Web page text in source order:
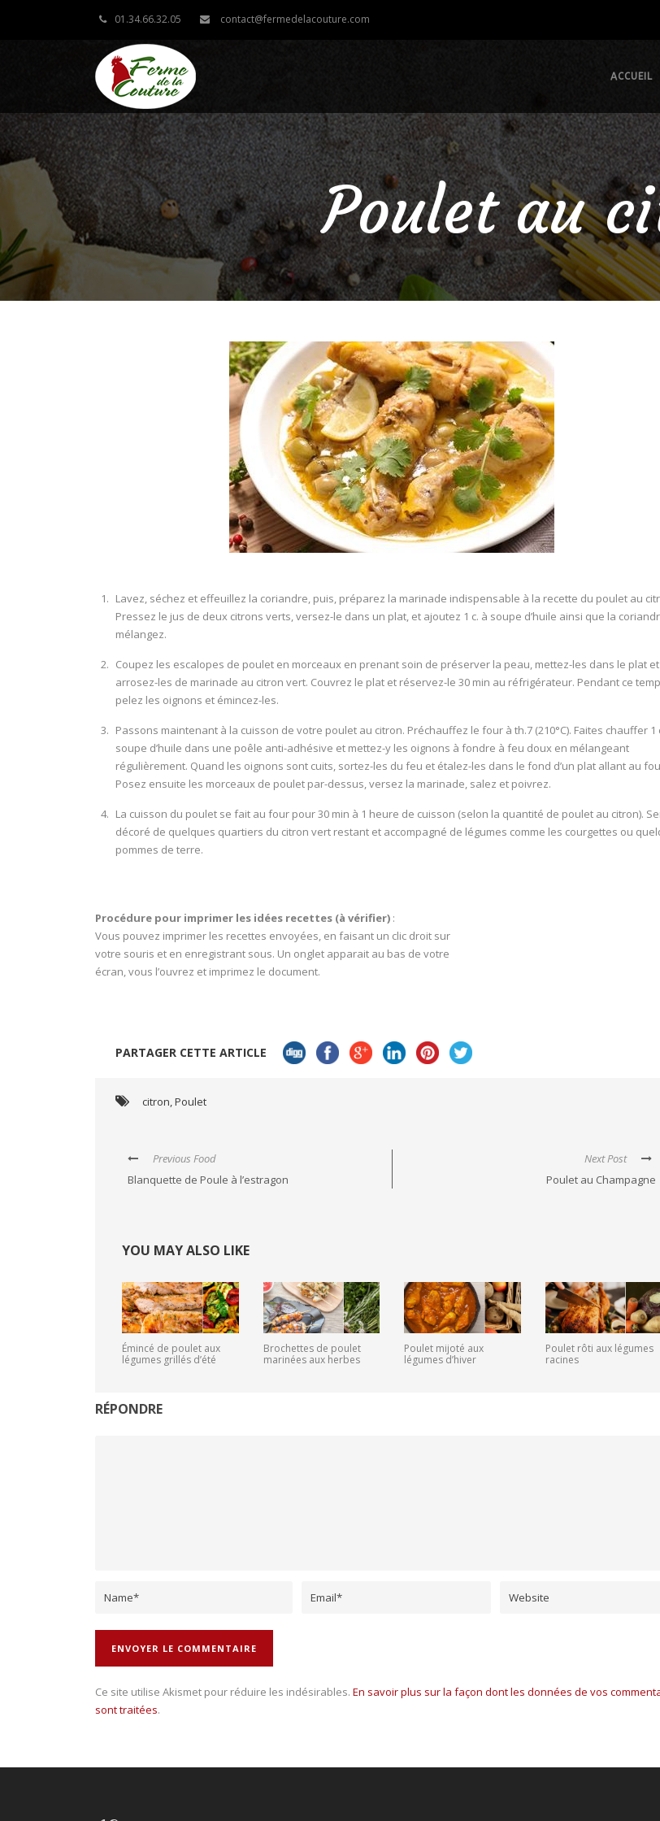
01.34.66.32.05 contact@fermedelacouture.com
ACCUEIL
Poulet au
Lavez, séchez et effeuillez la coriandre, puis, préparez la marinade indispensable à la recette du poulet au
Pressez le jus de deux citrons verts, versez-le dans un plat, et ajoutez 1 c. à soupe d’huile ainsi que la
mélangez.
Coupez les escalopes de poulet en morceaux en prenant soin de préserver la peau, mettez-les dans le plat et
arrosez-les de marinade au citron vert. Couvrez le plat et réservez-le 30 min au réfrigérateur. Pendant ce
pelez les oignons et émincez-les.
Passons maintenant à la cuisson de votre poulet au citron. Préchauffez le four à th.7 (210°C). Faites chauffer 1
soupe d’huile dans une poêle anti-adhésive et mettez-y les oignons à fondre à feu doux en mélangeant
régulièrement. Quand les oignons sont cuits, sortez-les du feu et étalez-les dans le fond d’un plat allant au
Posez ensuite les morceaux de poulet par-dessus, versez la marinade, salez et poivrez.
La cuisson du poulet se fait au four pour 30 min à 1 heure de cuisson (selon la quantité de poulet au citron).
décoré de quelques quartiers du citron vert restant et accompagné de légumes comme les courgettes ou
pommes de terre.
Procédure pour imprimer les idées recettes (à vérifier) :
Vous pouvez imprimer les recettes envoyées, en faisant un clic droit sur
votre souris et en enregistrant sous. Un onglet apparait au bas de votre
écran, vous l’ouvrez et imprimez le document.
PARTAGER CETTE ARTICLE
citron,Poulet
Previous Food
Blanquette de Poule à l’estragon
Next Post
Poulet au Champagne
YOU MAY ALSO LIKE
Émincé de poulet aux
légumes grillés d’été
Brochettes de poulet
marinées aux herbes
Poulet mijoté aux
légumes d’hiver
Poulet rôti aux légumes
racines
RÉPONDRE
Ce site utilise Akismet pour réduire les indésirables. En savoir plus sur la façon dont les données de vos
sont traitées.